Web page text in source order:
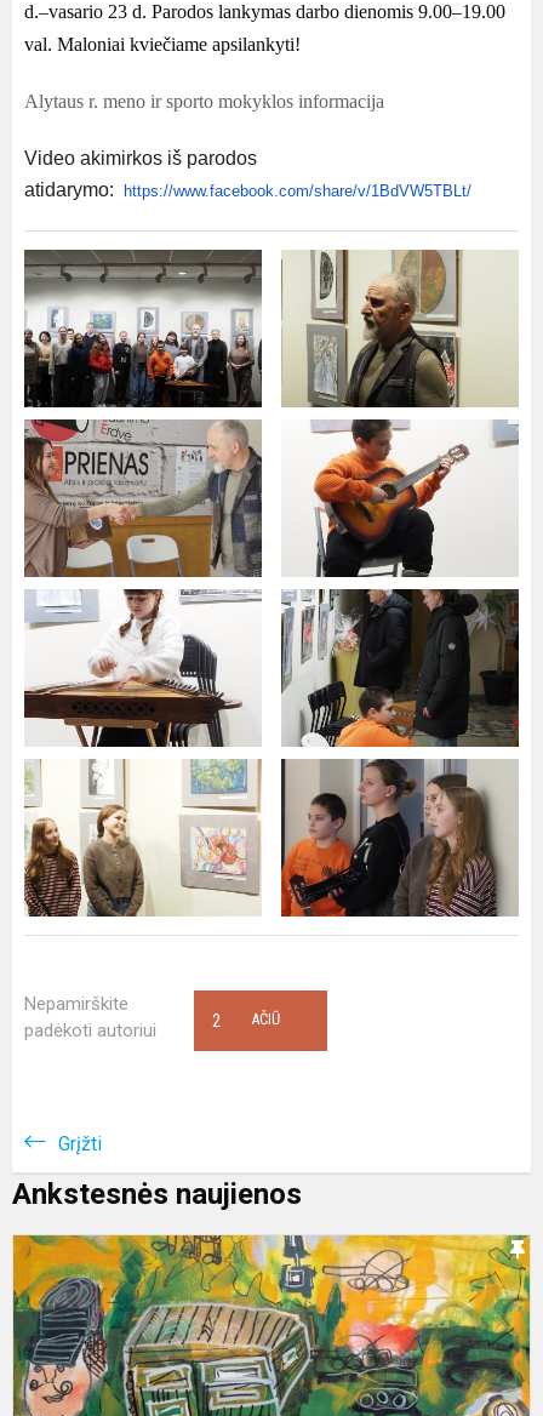
d.–vasario 23 d. Parodos lankymas darbo dienomis 9.00–19.00
val. Maloniai kviečiame apsilankyti!
Alytaus r. meno ir sporto mokyklos informacija
Video akimirkos iš parodos
atidarymo:
https://www.facebook.com/share/v/1BdVW5TBLt/
Nepamirškite
padėkoti autoriui
AČIŪ
2
Grįžti
Ankstesnės naujienos